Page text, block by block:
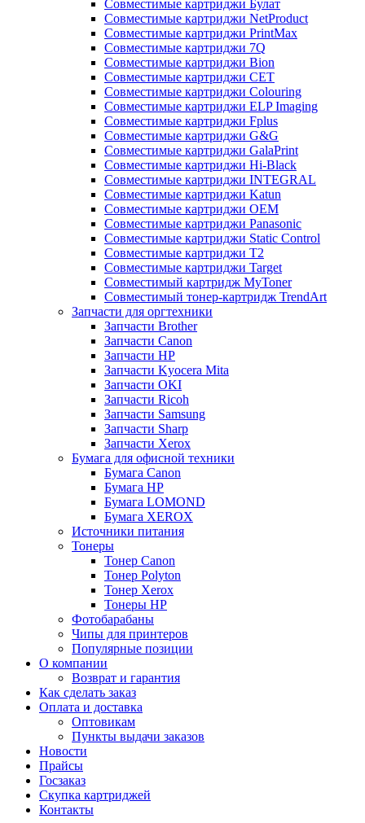
Совместимые картриджи Булат
Совместимые картриджи NetProduct
Совместимые картриджи PrintMax
Совместимые картриджи 7Q
Совместимые картриджи Bion
Совместимые картриджи CET
Совместимые картриджи Colouring
Совместимые картриджи ELP Imaging
Совместимые картриджи Fplus
Совместимые картриджи G&G
Совместимые картриджи GalaPrint
Совместимые картриджи Hi-Black
Совместимые картриджи INTEGRAL
Совместимые картриджи Katun
Совместимые картриджи OEM
Совместимые картриджи Panasonic
Совместимые картриджи Static Control
Совместимые картриджи T2
Совместимые картриджи Target
Совместимый картридж MyToner
Совместимый тонер-картридж TrendArt
Запчасти для оргтехники
Запчасти Brother
Запчасти Canon
Запчасти HP
Запчасти Kyocera Mita
Запчасти OKI
Запчасти Ricoh
Запчасти Samsung
Запчасти Sharp
Запчасти Xerox
Бумага для офисной техники
Бумага Canon
Бумага HP
Бумага LOMOND
Бумага XEROX
Источники питания
Тонеры
Тонер Canon
Тонер Polyton
Тонер Xerox
Тонеры HP
Фотобарабаны
Чипы для принтеров
Популярные позиции
О компании
Возврат и гарантия
Как сделать заказ
Оплата и доставка
Оптовикам
Пункты выдачи заказов
Новости
Прайсы
Госзаказ
Скупка картриджей
Контакты